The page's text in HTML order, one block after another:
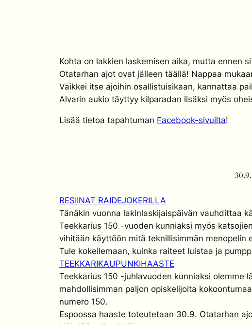
Kohta on lakkien laskemisen aika, mutta ennen
Otatarhan ajot ovat jälleen täällä! Nappaa
Vaikkei itse ajoihin osallistuisikaan, kannattaa
Alvarin aukio täyttyy kilparadan lisäksi myös
Lisää tietoa tapahtuman Facebook-sivuilta!
RESIINAT RAIDEJOKERILLA
Tänäkin vuonna lakinlaskijaispäivän vauhdittaa
Teekkarius 150 -vuoden kunniaksi myös
vihitään käyttöön mitä teknillisimmän menopelin
Tule kokeilemaan, kuinka raiteet luistaa ja
TEEKKARIKAUPUNKIHAASTE
Teekkarius 150 -juhlavuoden kunniaksi olemme
mahdollisimman paljon opiskelijoita
numero 150.
Espoossa haaste toteutetaan 30.9. Otatarhan